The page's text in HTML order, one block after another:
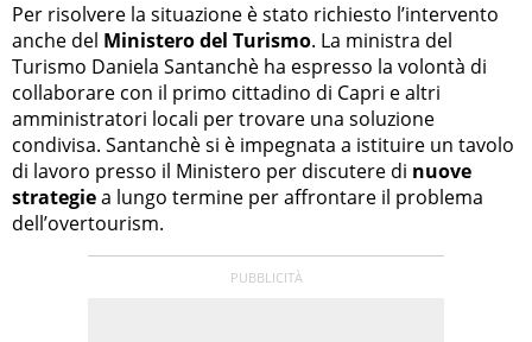
Per risolvere la situazione è stato richiesto l’intervento
anche del Ministero del Turismo. La ministra del
Turismo Daniela Santanchè ha espresso la volontà di
collaborare con il primo cittadino di Capri e altri
amministratori locali per trovare una soluzione
condivisa. Santanchè si è impegnata a istituire un tavolo
di lavoro presso il Ministero per discutere di nuove
strategiea lungo termine per affrontare il problema
dell’overtourism.